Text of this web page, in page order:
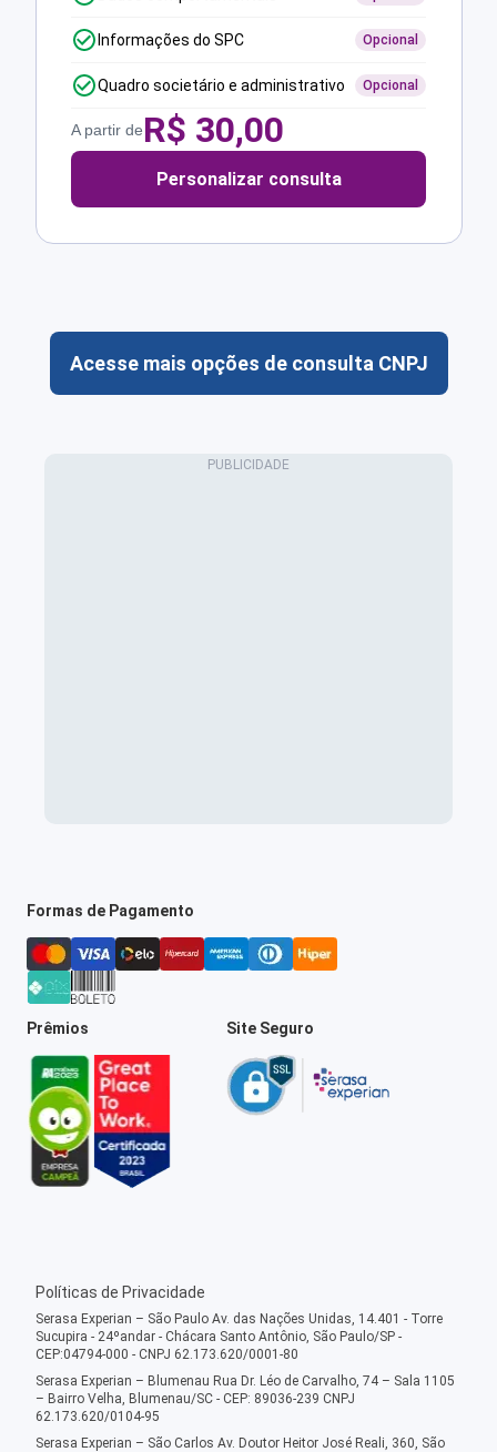
Informações do SPC Opcional
Quadro societário e administrativo Opcional
A partir deR$ 30,00
Personalizar consulta
Acesse mais opções de consulta CNPJ
Formas de Pagamento
Prêmios Site Seguro
Políticas de Privacidade
Serasa Experian – São Paulo Av. das Nações Unidas, 14.401 - Torre
Sucupira - 24ºandar - Chácara Santo Antônio, São Paulo/SP -
CEP:04794-000 - CNPJ 62.173.620/0001-80
Serasa Experian – Blumenau Rua Dr. Léo de Carvalho, 74 – Sala 1105
– Bairro Velha, Blumenau/SC - CEP: 89036-239 CNPJ
62.173.620/0104-95
Serasa Experian – São Carlos Av. Doutor Heitor José Reali, 360, São